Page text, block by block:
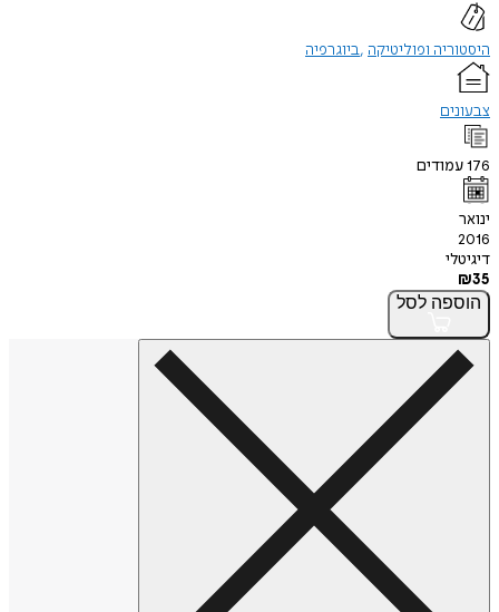
היסטוריה ופוליטיקה ביוגרפיה
צבעונים
176עמודים
ינואר
2016
דיגיטלי
₪35
הוספה לסל